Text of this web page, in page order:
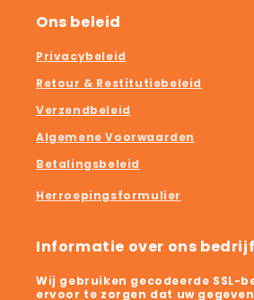
Ons beleid
Privacybeleid
Retour & Restitutiebeleid
Verzendbeleid
Algemene Voorwaarden
Betalingsbeleid
Herroepingsformulier
Informatie over ons bedrijf
Wij gebruiken gecodeerde SSL-
ervoor te zorgen dat uw